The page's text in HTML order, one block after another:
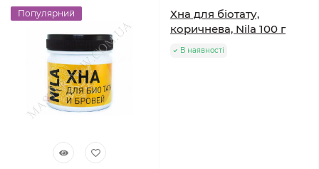
Популярний
Хна для біотату,
коричнева, Nila 100 г
В наявності